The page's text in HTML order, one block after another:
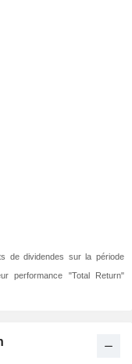
de dividendes sur la période
performance "Total Return"